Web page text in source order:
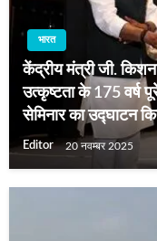
भारत
केंद्रीय मंत्री जी.
उत्कृष्टता के 175 वर्ष
सेमिनार का उद्घाटन
Editor 20 नवम्बर 2025